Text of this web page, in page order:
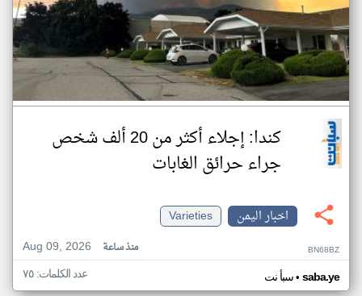
كندا: إجلاء أكثر من 20 ألف شخص
جراء حرائق الغابات
اخبار اليمن
Varieties
Aug 09, 2026
منذ ساعة BN68BZ
سبأ نت• saba.ye عدد الكلمات: ٧٥